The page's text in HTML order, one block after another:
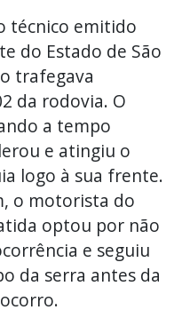
técnico emitido
do Estado de São
trafegava
da rodovia. O
a tempo
e atingiu o
logo à sua frente.
o motorista do
optou por não
e seguiu
da serra antes da